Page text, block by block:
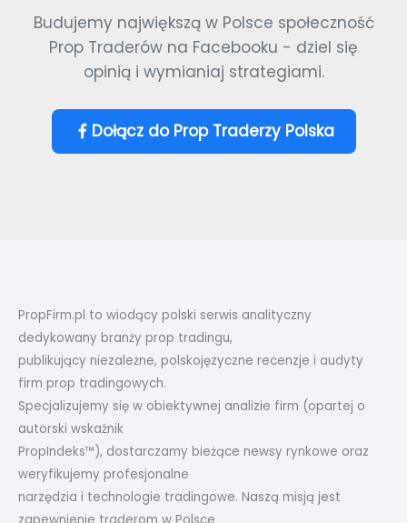
Budujemy największą w Polsce społeczność
Prop Traderów na Facebooku - dziel się
opinią i wymianiaj strategiami.
Dołącz do Prop Traderzy Polska
PropFirm.pl to wiodący polski serwis analityczny
dedykowany branży prop tradingu,
publikujący niezależne, polskojęzyczne recenzje i audyty
firm prop tradingowych.
Specjalizujemy się w obiektywnej analizie firm (opartej o
autorski wskaźnik
PropIndeks™), dostarczamy bieżące newsy rynkowe oraz
weryfikujemy profesjonalne
narzędzia i technologie tradingowe. Naszą misją jest